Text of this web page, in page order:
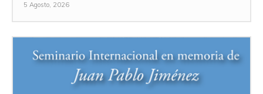
5 Agosto, 2026